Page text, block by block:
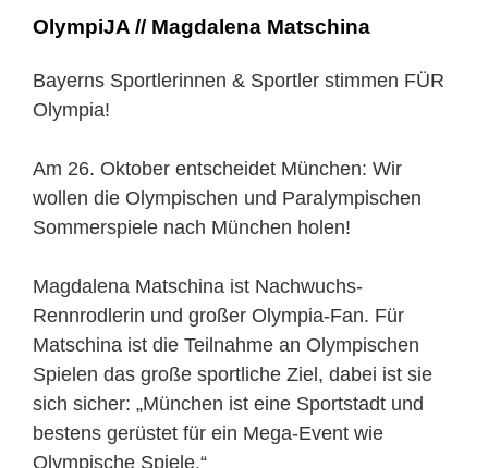
OlympiJA // Magdalena Matschina
Bayerns Sportlerinnen & Sportler stimmen FÜR
Olympia!
Am 26. Oktober entscheidet München: Wir
wollen die Olympischen und Paralympischen
Sommerspiele nach München holen!
Magdalena Matschina ist Nachwuchs-
Rennrodlerin und großer Olympia-Fan. Für
Matschina ist die Teilnahme an Olympischen
Spielen das große sportliche Ziel, dabei ist sie
sich sicher: „München ist eine Sportstadt und
bestens gerüstet für ein Mega-Event wie
Olympische Spiele.“